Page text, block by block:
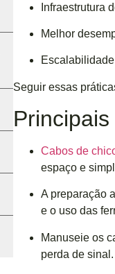
Infraestrutura
Melhor
Seguir essas
Cabos de
espaço e
A preparação
e o uso das
Manuseie os
perda de sinal.